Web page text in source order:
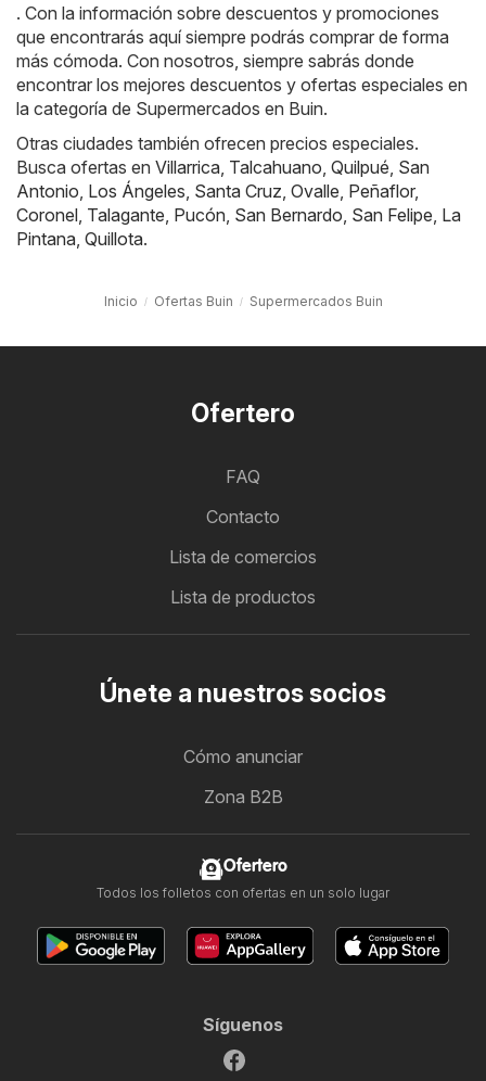
. Con la información sobre descuentos y promociones
que encontrarás aquí siempre podrás comprar de forma
más cómoda. Con nosotros, siempre sabrás donde
encontrar los mejores descuentos y ofertas especiales en
la categoría de Supermercados en Buin.
Otras ciudades también ofrecen precios especiales.
Busca ofertas en Villarrica Talcahuano Quilpué San
Antonio Los Ángeles Santa Cruz Ovalle Peñaflor,
Coronel Talagante Pucón San Bernardo San Felipe La
Pintana Quillota.
Inicio Ofertas Buin Supermercados Buin
Ofertero
FAQ
Contacto
Lista de comercios
Lista de productos
Únete a nuestros socios
Cómo anunciar
Zona B2B
Ofertero
Todos los folletos con ofertas en un solo lugar
Síguenos